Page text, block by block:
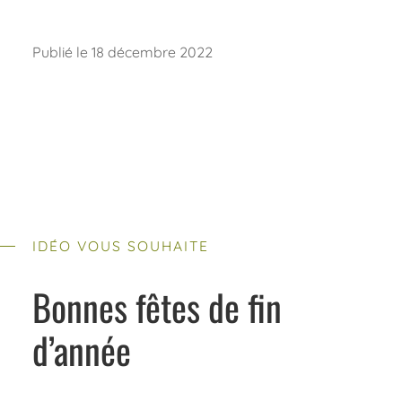
Publié le 18 décembre 2022
IDÉO VOUS SOUHAITE
Bonnes fêtes de fin
d’année